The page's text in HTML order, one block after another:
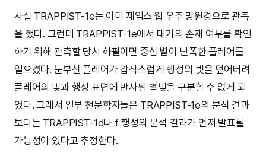
사실 TRAPPIST-1e는 이미 제임스 웹 우주 망원경으로 관측
을 했다. 그런데 TRAPPIST-1e에서 대기의 존재 여부를 확인
하기 위해 관측할 당시 하필이면 중심 별이 난폭한 플레어를
일으켰다. 눈부신 플레어가 갑작스럽게 행성의 빛을 덮어버려
플레어의 빛과 행성 표면에 반사된 별빛을 구분할 수 없게 되
었다. 그래서 일부 천문학자들은 TRAPPIST-1e의 분석 결과
보다는 TRAPPIST-1d나 f 행성의 분석 결과가 먼저 발표될
가능성이 있다고 추정한다.